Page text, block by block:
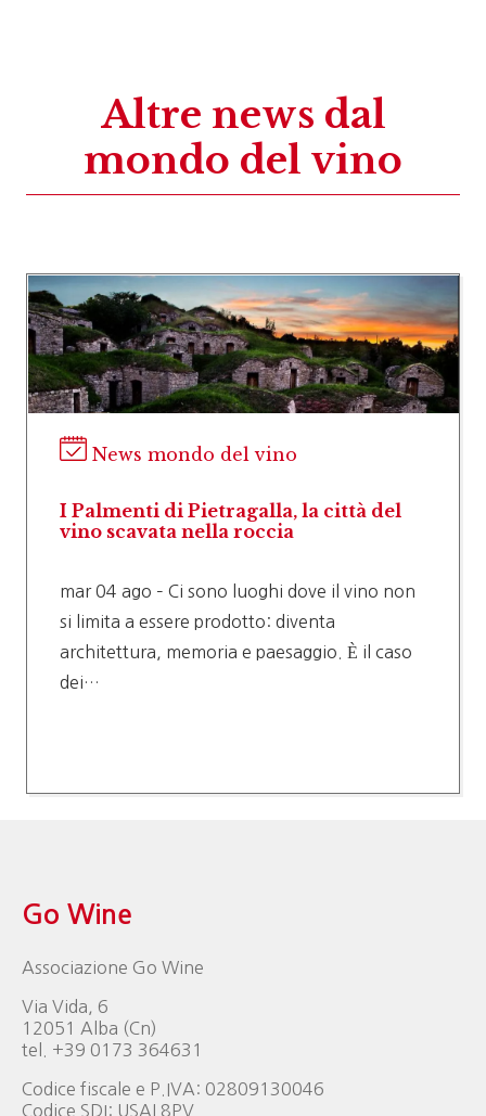
Altre news dal
mondo del vino
News mondo del vino
I Palmenti di Pietragalla, la città del
vino scavata nella roccia
mar 04 ago – Ci sono luoghi dove il vino non
si limita a essere prodotto: diventa
architettura, memoria e paesaggio. È il caso
dei…
Go Wine
Associazione Go Wine
Via Vida, 6
12051 Alba (Cn)
tel. +39 0173 364631
Codice fiscale e P.IVA: 02809130046
Codice SDI: USAL8PV